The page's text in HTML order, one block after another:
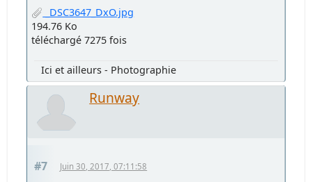
_DSC3647_DxO.jpg
194.76 Ko
téléchargé 7275 fois
Ici et ailleurs - Photographie
Runway
#7 Juin 30, 2017, 07:11:58